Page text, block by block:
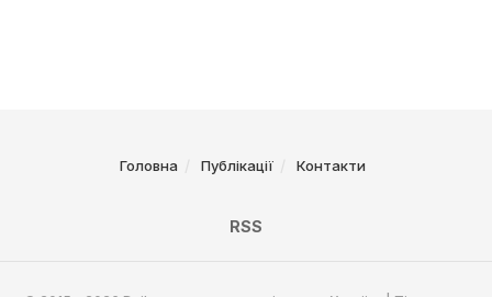
Головна Публікації Контакти
RSS